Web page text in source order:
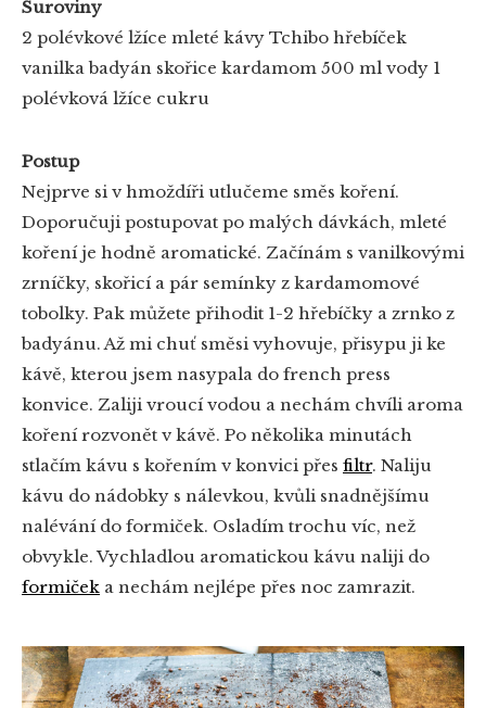
Suroviny
2 polévkové lžíce mleté kávy Tchibo hřebíček
vanilkabadyán skořice kardamom 500 ml vody 1
polévková lžíce cukru
Postup
Nejprve si v hmoždíři utlučeme směs koření.
Doporučuji postupovat po malých dávkách, mleté
koření je hodně aromatické. Začínám s vanilkovými
zrníčky, skořicí a pár semínky z kardamomové
tobolky. Pak můžete přihodit 1-2 hřebíčky a zrnko z
badyánu. Až mi chuť směsi vyhovuje, přisypu ji ke
kávě, kterou jsem nasypala do french press
konvice. Zaliji vroucí vodou a nechám chvíli aroma
koření rozvonět v kávě. Po několika minutách
stlačím kávu s kořením v konvici přes filtr. Naliju
kávu do nádobky s nálevkou, kvůli snadnějšímu
nalévání do formiček. Osladím trochu víc, než
obvykle. Vychladlou aromatickou kávu naliji do
formiček a nechám nejlépe přes noc zamrazit.